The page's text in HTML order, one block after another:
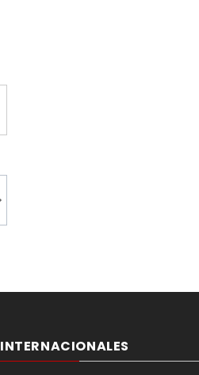
INTERNACIONALES